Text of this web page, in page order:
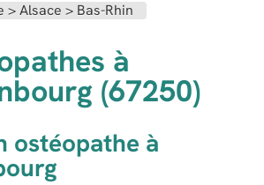
>Alsace > Bas-Rhin
à
(67250)
ostéopathe à